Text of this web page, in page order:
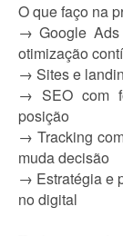
O que faço na
→ Google
otimização
→ Sites e
→ SEO com
posição
→ Tracking
muda decisão
→ Estratégia e
no digital